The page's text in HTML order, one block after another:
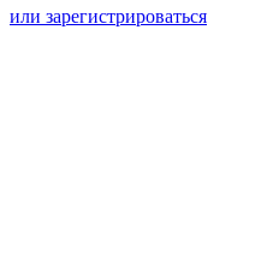
или зарегистрироваться